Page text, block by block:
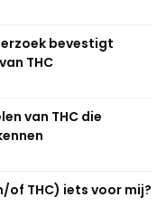
bevestigt
THC
van THC die
of THC) iets voor mij?